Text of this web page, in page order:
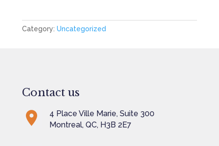
Category: Uncategorized
Contact us
4 Place Ville Marie, Suite 300
Montreal, QC, H3B 2E7